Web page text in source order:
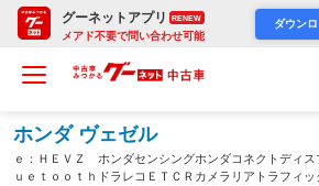
グーネットアプリ RENEW
メアド不要で問い合わせ可能
ダウン
ホンダ ヴェゼル
ｅ：ＨＥＶＺ ホンダセンシングホンダコネクトディス
ｕｅｔｏｏｔｈドラレコＥＴＣＲカメラリアトラフィ